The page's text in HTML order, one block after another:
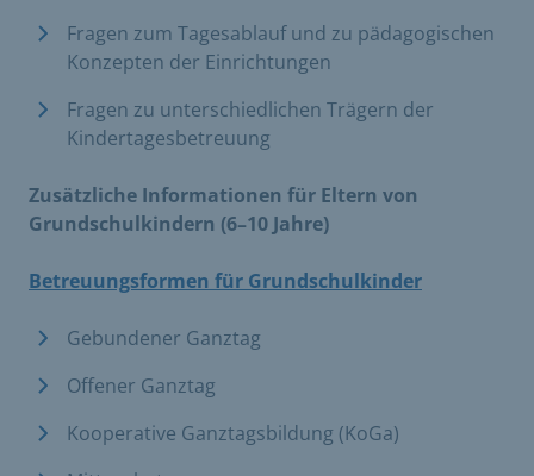
Fragen zum Tagesablauf und zu pädagogischen
Konzepten der Einrichtungen
Fragen zu unterschiedlichen Trägern der
Kindertagesbetreuung
Zusätzliche Informationen für Eltern von
Grundschulkindern (6–10 Jahre)
Betreuungsformen für Grundschulkinder
Gebundener Ganztag
Offener Ganztag
Kooperative Ganztagsbildung (KoGa)